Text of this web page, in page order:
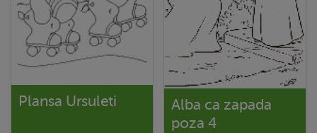
Plansa Ursuleti
Alba ca zapada
poza 4